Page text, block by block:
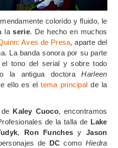
colorido y fluido, le
laserie. De hecho en muchos
Aves de Presa, aparte del
La banda sonora por su parte
tono del serial y sobre todo
la antigua doctoraHarleen
ello es eltema principal de la
Kaley Cuoco, encontramos
de la talla de Lake
, Ron Funches y Jason
de DC como Hiedra